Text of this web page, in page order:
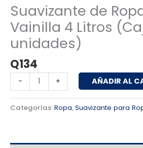
Suavizante de
Vainilla 4 Litros
unidades)
Q134
- + AÑADIR AL
Categorías:Ropa,Suavizante para